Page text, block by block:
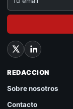
REDACCION
Sobre nosotros
Contacto